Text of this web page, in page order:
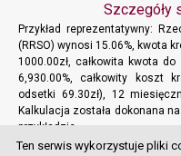
Szczegóły
Przykład reprezentatywny:
(RRSO) wynosi 15.06%, kwota
1000.00zł, całkowita kwota do
6,930.00%, całkowity koszt
odsetki 69.30zł), 12
Kalkulacja została dokonana
przykładzie.
Ten serwis wykorzystuje pliki